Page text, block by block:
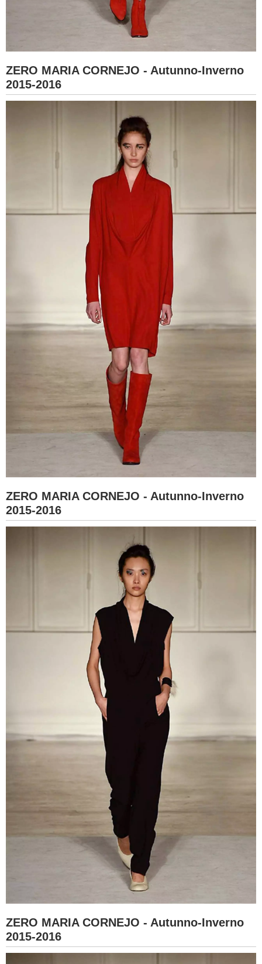
ZERO MARIA CORNEJO - Autunno-Inverno
2015-2016
ZERO MARIA CORNEJO - Autunno-Inverno
2015-2016
ZERO MARIA CORNEJO - Autunno-Inverno
2015-2016